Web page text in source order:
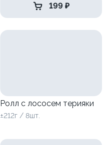
199 ₽
Ролл с лососем терияки
±212г / 8шт.